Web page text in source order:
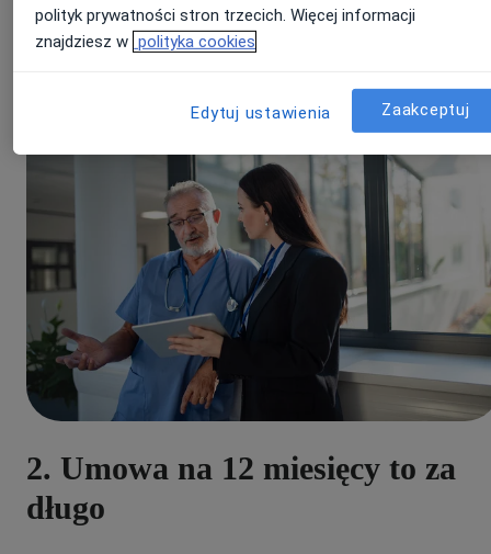
Dowiedz się więcej:Bądź bardziej widoczny dla pacjentów dzięki
bezpłatnemu profilowi na ZnanyLekarz
2. Umowa na 12 miesięcy to za
długo
polityk prywatności stron trzecich. Więcej informacji
znajdziesz w polityka cookies
Edytuj ustawienia Zaakceptuj